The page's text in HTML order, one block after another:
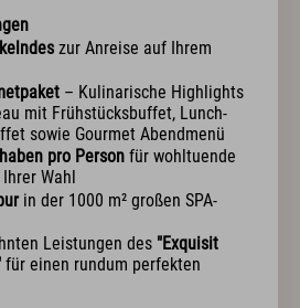
& Feiern
zur Anreise auf Ihrem
– Kulinarische Highlights
mit Frühstücksbuffet, Lunch-
sowie Gourmet Abendmenü
pro Person für wohltuende
Wahl
in der 1000 m² großen SPA-
Leistungen des "Exquisit
für einen rundum perfekten